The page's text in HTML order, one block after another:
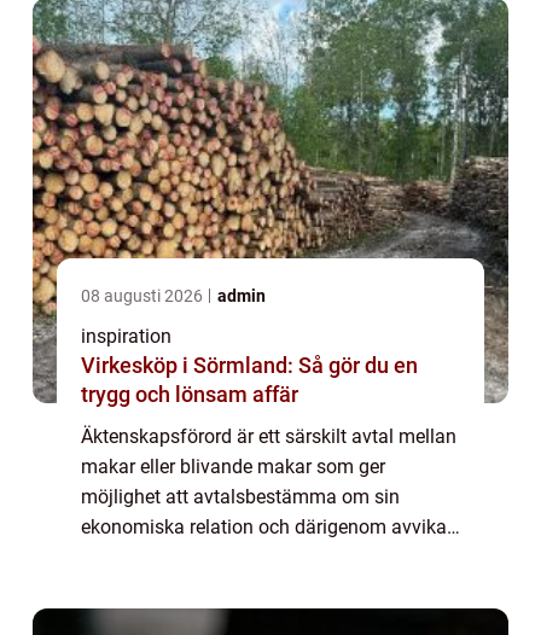
08 augusti 2026 admin
inspiration
Virkesköp i Sörmland: Så gör du en
trygg och lönsam affär
Äktenskapsförord är ett särskilt avtal mellan
makar eller blivande makar som ger
möjlighet att avtalsbestämma om sin
ekonomiska relation och därigenom avvika